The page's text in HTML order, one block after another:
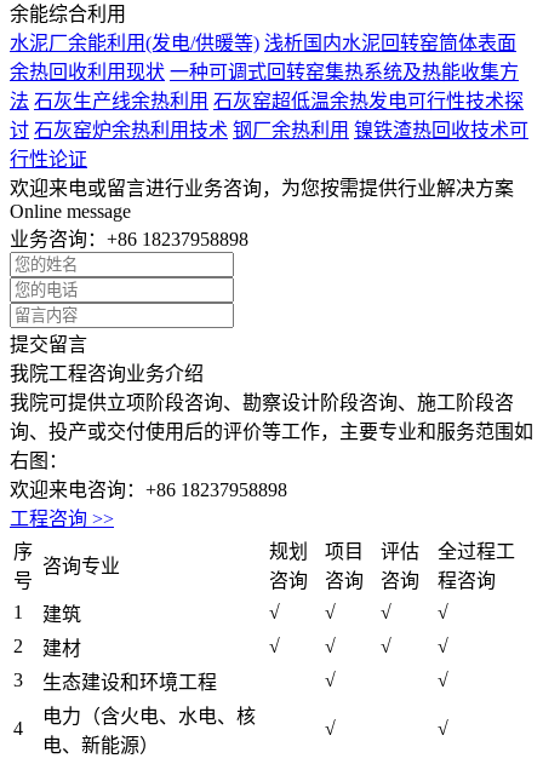
余能综合利用
水泥厂余能利用(发电/供暖等) 浅析国内水泥回转窑筒体表面
余热回收利用现状 一种可调式回转窑集热系统及热能收集方
法 石灰生产线余热利用 石灰窑超低温余热发电可行性技术探
讨 石灰窑炉余热利用技术 钢厂余热利用 镍铁渣热回收技术可
行性论证
欢迎来电或留言进行业务咨询，为您按需提供行业解决方案
Online message
业务咨询： +86 18237958898
提交留言
我院工程咨询业务介绍
我院可提供立项阶段咨询、勘察设计阶段咨询、施工阶段咨
询、投产或交付使用后的评价等工作，主要专业和服务范围如
右图：
欢迎来电咨询： +86 18237958898
工程咨询 >>
序
号
咨询专业
规划
咨询
项目
咨询
评估
咨询
全过程工
程咨询
1
建筑 √ √ √
√
2
建材 √ √ √
√
3
生态建设和环境工程 √ √
4
电力（含火电、水电、核
电、新能源）
√ √